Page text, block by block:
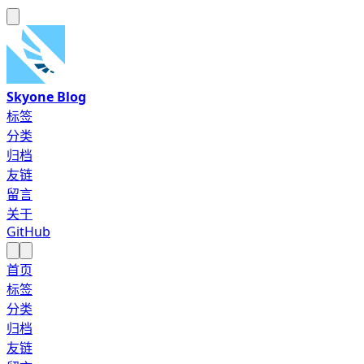
Skyone Blog
标签
分类
归档
友链
留言
关于
GitHub
首页
标签
分类
归档
友链